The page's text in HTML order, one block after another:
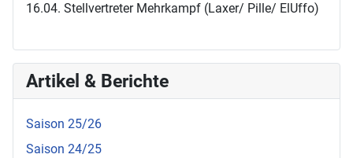
16.04. Stellvertreter Mehrkampf (Laxer/ Pille/ ElUffo)
Artikel & Berichte
Saison 25/26
Saison 24/25